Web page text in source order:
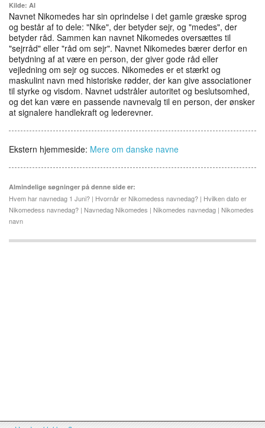
Kilde: AI
Navnet Nikomedes har sin oprindelse i det gamle græske sprog
og består af to dele: "Nike", der betyder sejr, og "medes", der
betyder råd. Sammen kan navnet Nikomedes oversættes til
"sejrråd" eller "råd om sejr". Navnet Nikomedes bærer derfor en
betydning af at være en person, der giver gode råd eller
vejledning om sejr og succes. Nikomedes er et stærkt og
maskulint navn med historiske rødder, der kan give associationer
til styrke og visdom. Navnet udstråler autoritet og beslutsomhed,
og det kan være en passende navnevalg til en person, der ønsker
at signalere handlekraft og lederevner.
Ekstern hjemmeside: Mere om danske navne
Almindelige søgninger på denne side er:
Hvem har navnedag 1 Juni? | Hvornår er Nikomedess navnedag? | Hvilken dato er
Nikomedess navnedag? | Navnedag Nikomedes | Nikomedes navnedag | Nikomedes
navn